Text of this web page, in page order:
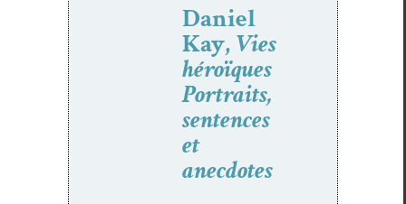
Daniel
Kay,Vies
héroïques
Portraits,
sentences
et
anecdotes